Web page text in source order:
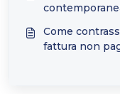
Come